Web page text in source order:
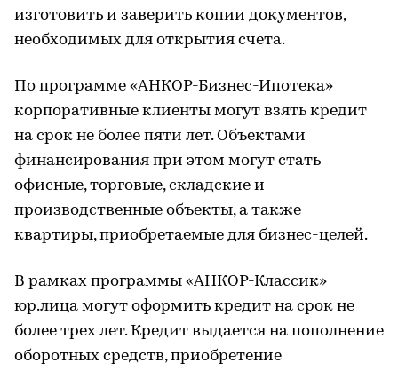
изготовить и заверить копии документов,
необходимых для открытия счета.
По программе «АНКОР-Бизнес-Ипотека»
корпоративные клиенты могут взять кредит
на срок не более пяти лет. Объектами
финансирования при этом могут стать
офисные, торговые, складские и
производственные объекты, а также
квартиры, приобретаемые для бизнес-целей.
В рамках программы «АНКОР-Классик»
юр.лица могут оформить кредит на срок не
более трех лет. Кредит выдается на пополнение
оборотных средств, приобретение